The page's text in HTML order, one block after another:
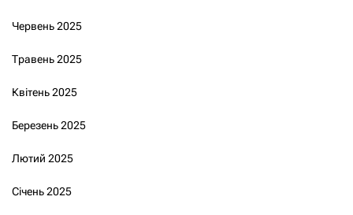
Червень 2025
Травень 2025
Квітень 2025
Березень 2025
Лютий 2025
Січень 2025